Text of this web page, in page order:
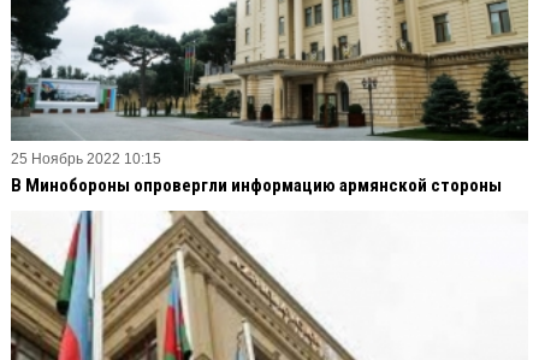
25 Ноябрь 2022 10:15
В Минобороны опровергли информацию армянской стороны